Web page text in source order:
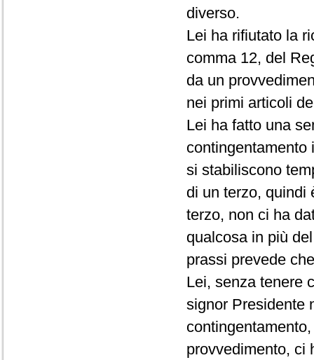
diverso.
Lei ha rifiutato la
comma 12, del
da un
nei primi articoli
Lei ha fatto una
contingentamento
si stabiliscono
di un terzo, quindi
terzo, non ci ha
qualcosa in più
prassi prevede
Lei, senza tenere
signor Presidente
provvedimento, ci